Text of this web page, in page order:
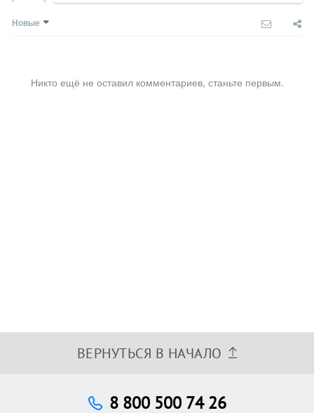
Новые
Никто ещё не оставил комментариев, станьте первым.
ВЕРНУТЬСЯ В НАЧАЛО
8 800 500 74 26